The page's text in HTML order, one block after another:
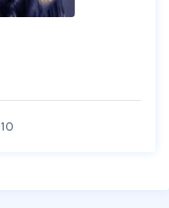
10